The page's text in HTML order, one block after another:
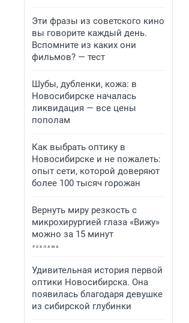
Эти фразы из советского кино
вы говорите каждый день.
Вспомните из каких они
фильмов? — тест
Шубы, дубленки, кожа: в
Новосибирске началась
ликвидация — все цены
пополам
Как выбрать оптику в
Новосибирске и не пожалеть:
опыт сети, которой доверяют
более 100 тысяч горожан
Вернуть миру резкость с
микрохирургией глаза «Вижу»
можно за 15 минут
Удивительная история первой
оптики Новосибирска. Она
появилась благодаря девушке
из сибирской глубинки